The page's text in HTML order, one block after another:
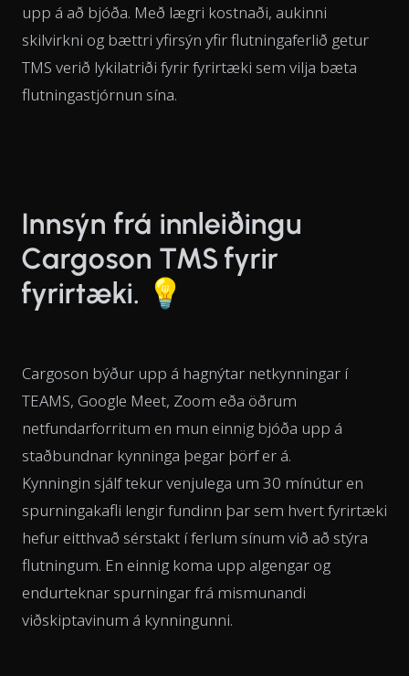
upp á að bjóða. Með lægri kostnaði, aukinni
skilvirkni og bættri yfirsýn yfir flutningaferlið getur
TMS verið lykilatriði fyrir fyrirtæki sem vilja bæta
flutningastjórnun sína.
Innsýn frá innleiðingu
Cargoson TMS fyrir
fyrirtæki. 💡
Cargoson býður upp á hagnýtar netkynningar í
TEAMS, Google Meet, Zoom eða öðrum
netfundarforritum en mun einnig bjóða upp á
staðbundnar kynninga þegar þörf er á.
Kynningin sjálf tekur venjulega um 30 mínútur en
spurningakafli lengir fundinn þar sem hvert fyrirtæki
hefur eitthvað sérstakt í ferlum sínum við að stýra
flutningum. En einnig koma upp algengar og
endurteknar spurningar frá mismunandi
viðskiptavinum á kynningunni.